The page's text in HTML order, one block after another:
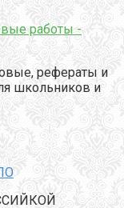
работы -
рефераты и
школьников и